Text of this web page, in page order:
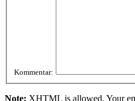
Kommentar:
Note: XHTML is allowed. Your